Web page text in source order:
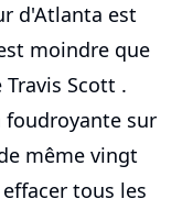
d'Atlanta est
moindre que
Scott .
sur
même vingt
tous les